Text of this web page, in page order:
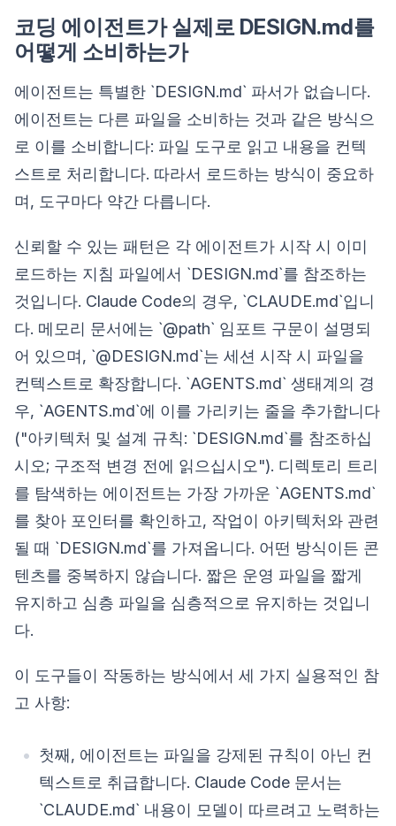
코딩 에이전트가 실제로 DESIGN.md를
어떻게 소비하는가
에이전트는 특별한 `DESIGN.md` 파서가 없습니다.
에이전트는 다른 파일을 소비하는 것과 같은 방식으
로 이를 소비합니다: 파일 도구로 읽고 내용을 컨텍
스트로 처리합니다. 따라서 로드하는 방식이 중요하
며, 도구마다 약간 다릅니다.
신뢰할 수 있는 패턴은 각 에이전트가 시작 시 이미
로드하는 지침 파일에서 `DESIGN.md`를 참조하는
것입니다. Claude Code의 경우, `CLAUDE.md`입니
다. 메모리 문서에는 `@path` 임포트 구문이 설명되
어 있으며, `@DESIGN.md`는 세션 시작 시 파일을
컨텍스트로 확장합니다. `AGENTS.md` 생태계의 경
우, `AGENTS.md`에 이를 가리키는 줄을 추가합니다
("아키텍처 및 설계 규칙: `DESIGN.md`를 참조하십
시오; 구조적 변경 전에 읽으십시오"). 디렉토리 트리
를 탐색하는 에이전트는 가장 가까운 `AGENTS.md`
를 찾아 포인터를 확인하고, 작업이 아키텍처와 관련
될 때 `DESIGN.md`를 가져옵니다. 어떤 방식이든 콘
텐츠를 중복하지 않습니다. 짧은 운영 파일을 짧게
유지하고 심층 파일을 심층적으로 유지하는 것입니
다.
이 도구들이 작동하는 방식에서 세 가지 실용적인 참
고 사항:
첫째, 에이전트는 파일을 강제된 규칙이 아닌 컨
텍스트로 취급합니다. Claude Code 문서는
`CLAUDE.md` 내용이 모델이 따르려고 노력하는